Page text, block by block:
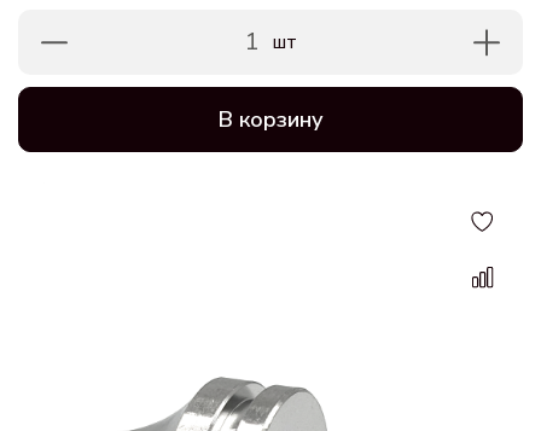
1 шт
В корзину